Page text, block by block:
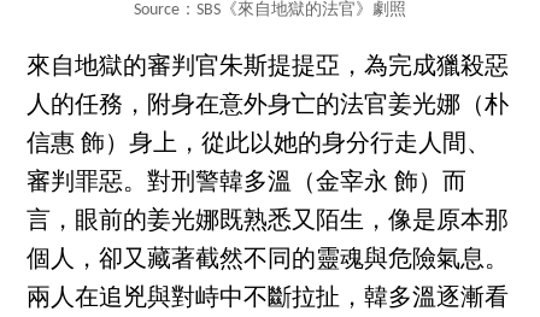
Source：SBS《來自地獄的法官》劇照
來自地獄的審判官朱斯提提亞，為完成獵殺惡
人的任務，附身在意外身亡的法官姜光娜（朴
信惠 飾）身上，從此以她的身分行走人間、
審判罪惡。對刑警韓多溫（金宰永 飾）而
言，眼前的姜光娜既熟悉又陌生，像是原本那
個人，卻又藏著截然不同的靈魂與危險氣息。
兩人在追兇與對峙中不斷拉扯，韓多溫逐漸看